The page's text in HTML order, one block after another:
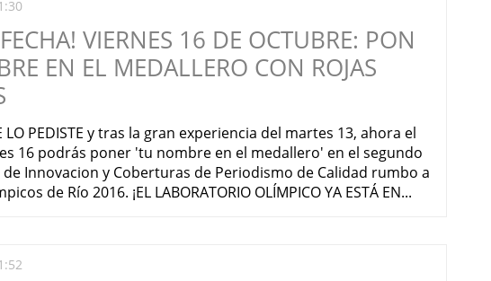
VIERNES 16 DE OCTUBRE: PON
EN EL MEDALLERO CON ROJAS
LO PEDISTE y tras la gran experiencia del martes 13, ahora el
16 podrás poner 'tu nombre en el medallero' en el segundo
Innovacion y Coberturas de Periodismo de Calidad rumbo a
de Río 2016. ¡EL LABORATORIO OLÍMPICO YA ESTÁ EN...